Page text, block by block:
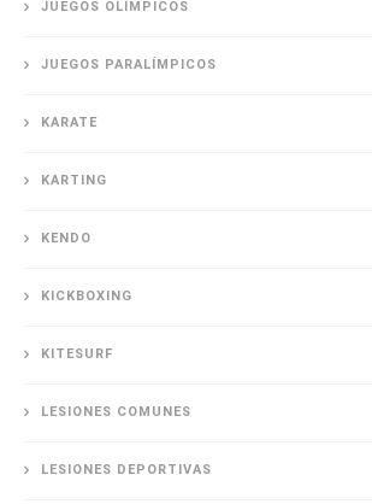
JUEGOS OLÍMPICOS
JUEGOS PARALÍMPICOS
KARATE
KARTING
KENDO
KICKBOXING
KITESURF
LESIONES COMUNES
LESIONES DEPORTIVAS